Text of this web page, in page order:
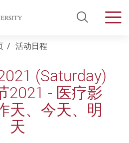
Open
活动日程
(Saturday)
2021 - 医疗影
天、今天、明
天